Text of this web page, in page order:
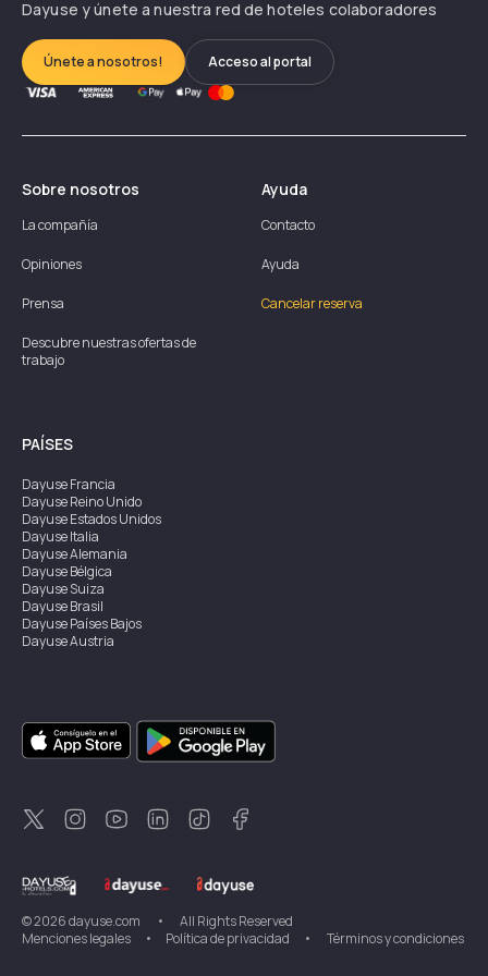
Dayuse y únete a nuestra red de hoteles colaboradores
Únete a nosotros! Acceso al portal
Sobre nosotros
La compañía
Opiniones
Prensa
Descubre nuestras ofertas de
trabajo
Ayuda
Contacto
Ayuda
Cancelar reserva
PAÍSES
DayuseFrancia
DayuseReino Unido
DayuseEstados Unidos
DayuseItalia
DayuseAlemania
DayuseBélgica
DayuseSuiza
DayuseBrasil
DayusePaíses Bajos
DayuseAustria
DayuseSingapur
DayuseSuecia
DayuseTailandia
DayuseNueva Zelanda
DayuseTurquía
©2026dayuse.com •
All Rights Reserved
Menciones legales
• Política de privacidad • Términos y condiciones